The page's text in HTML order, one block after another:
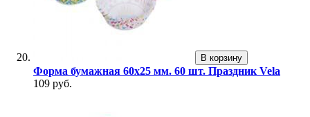
В корзину
Форма бумажная 60х25 мм. 60 шт. Праздник Vela
109 руб.